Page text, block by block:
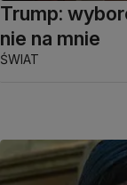
Trump:
nie na mnie
ŚWIAT